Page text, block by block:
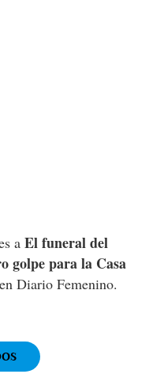
a El funeral del
golpe para la Casa
Diario Femenino.